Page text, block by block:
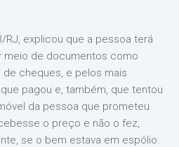
RJ, explicou que a pessoa terá
meio de documentos como
cheques, e pelos mais
pagou e, também, que tentou
da pessoa que prometeu
o preço e não o fez,
se o bem estava em espólio.